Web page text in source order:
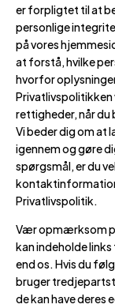
er forpligtet til at
personlige
på vores
at forstå, hvilke
hvorfor
Privatlivspolitikken
rettigheder, når du
Vi beder dig om at
igennem og gøre
spørgsmål, er du
Privatlivspolitik.
Vær opmærksom
kan indeholde
end os. Hvis du
bruger
de kan have deres